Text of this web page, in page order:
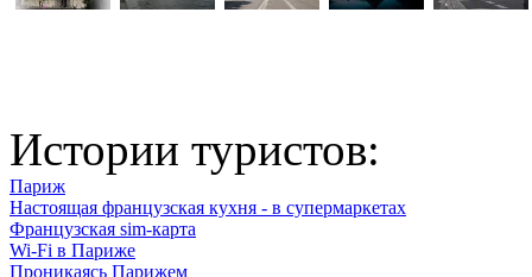
Истории туристов:
Париж
Настоящая французская кухня - в супермаркетах
Французская sim-карта
Wi-Fi в Париже
Проникаясь Парижем